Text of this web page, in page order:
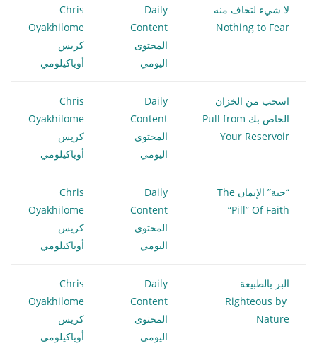
لا شيء لتخاف منه
Nothing to Fear
Daily
Content
المحتوى
اليومي
Chris
Oyakhilome
كريس
أوياكيلومي
اسحب من الخزان
الخاص بك Pull from
Your Reservoir
Daily
Content
المحتوى
اليومي
Chris
Oyakhilome
كريس
أوياكيلومي
“حبة” الإيمان The
“Pill” Of Faith
Daily
Content
المحتوى
اليومي
Chris
Oyakhilome
كريس
أوياكيلومي
البر بالطبيعة
Righteous by
Nature
Daily
Content
المحتوى
اليومي
Chris
Oyakhilome
كريس
أوياكيلومي